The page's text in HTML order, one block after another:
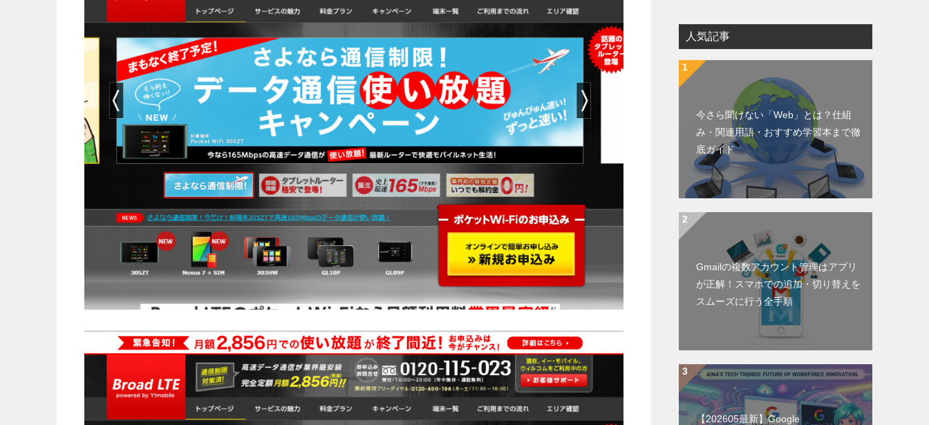
人気記事
今さら聞けない「Web」とは？仕組
み・関連用語・おすすめ学習本まで徹
底ガイド
Gmailの複数アカウント管理はアプリ
が正解！スマホでの追加・切り替えを
スムーズに行う全手順
【202605最新】Google